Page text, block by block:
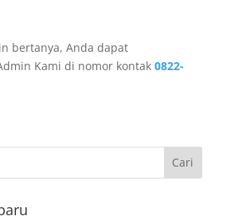
bertanya, Anda dapat
Kami di nomor kontak 0822-